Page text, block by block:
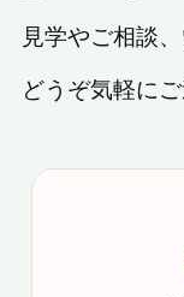
見学やご相談
どうぞ気軽に